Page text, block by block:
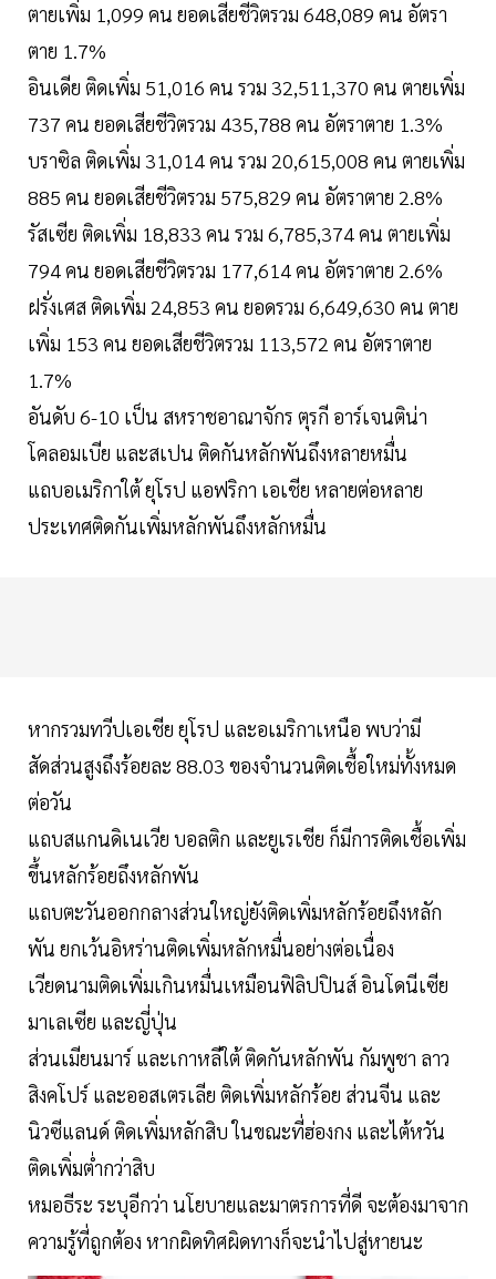
ตายเพิ่ม 1,099 คน ยอดเสียชีวิตรวม 648,089 คน อัตรา
ตาย 1.7%
อินเดีย ติดเพิ่ม 51,016 คน รวม 32,511,370 คน ตายเพิ่ม
737 คน ยอดเสียชีวิตรวม 435,788 คน อัตราตาย 1.3%
บราซิล ติดเพิ่ม 31,014 คน รวม 20,615,008 คน ตายเพิ่ม
885 คน ยอดเสียชีวิตรวม 575,829 คน อัตราตาย 2.8%
รัสเซีย ติดเพิ่ม 18,833 คน รวม 6,785,374 คน ตายเพิ่ม
794 คน ยอดเสียชีวิตรวม 177,614 คน อัตราตาย 2.6%
ฝรั่งเศส ติดเพิ่ม 24,853 คน ยอดรวม 6,649,630 คน ตาย
เพิ่ม 153 คน ยอดเสียชีวิตรวม 113,572 คน อัตราตาย
1.7%
อันดับ 6-10 เป็น สหราชอาณาจักร ตุรกี อาร์เจนติน่า
โคลอมเบีย และสเปน ติดกันหลักพันถึงหลายหมื่น
แถบอเมริกาใต้ ยุโรป แอฟริกา เอเชีย หลายต่อหลาย
ประเทศติดกันเพิ่มหลักพันถึงหลักหมื่น
หากรวมทวีปเอเชีย ยุโรป และอเมริกาเหนือ พบว่ามี
สัดส่วนสูงถึงร้อยละ 88.03 ของจำนวนติดเชื้อใหม่ทั้งหมด
ต่อวัน
แถบสแกนดิเนเวีย บอลติก และยูเรเชีย ก็มีการติดเชื้อเพิ่ม
ขึ้นหลักร้อยถึงหลักพัน
แถบตะวันออกกลางส่วนใหญ่ยังติดเพิ่มหลักร้อยถึงหลัก
พัน ยกเว้นอิหร่านติดเพิ่มหลักหมื่นอย่างต่อเนื่อง
เวียดนามติดเพิ่มเกินหมื่นเหมือนฟิลิปปินส์ อินโดนีเซีย
มาเลเซีย และญี่ปุ่น
ส่วนเมียนมาร์ และเกาหลีใต้ ติดกันหลักพัน กัมพูชา ลาว
สิงคโปร์ และออสเตรเลีย ติดเพิ่มหลักร้อย ส่วนจีน และ
นิวซีแลนด์ ติดเพิ่มหลักสิบ ในขณะที่ฮ่องกง และไต้หวัน
ติดเพิ่มต่ำกว่าสิบ
หมอธีระ ระบุอีกว่า นโยบายและมาตรการที่ดี จะต้องมาจาก
ความรู้ที่ถูกต้อง หากผิดทิศผิดทางก็จะนำไปสู่หายนะ